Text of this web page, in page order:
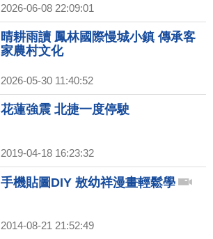
2026-06-08 22:09:01
晴耕雨讀 鳳林國際慢城小鎮 傳承客
家農村文化
2026-05-30 11:40:52
花蓮強震 北捷一度停駛
2019-04-18 16:23:32
手機貼圖DIY 敖幼祥漫畫輕鬆學
2014-08-21 21:52:49